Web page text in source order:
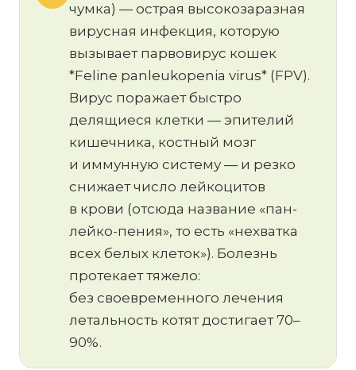
чумка) — острая высокозаразная
вирусная инфекция, которую
вызывает парвовирус кошек
*Feline panleukopenia virus* (FPV).
Вирус поражает быстро
делящиеся клетки — эпителий
кишечника, костный мозг
и иммунную систему — и резко
снижает число лейкоцитов
в крови (отсюда название «пан-
лейко-пения», то есть «нехватка
всех белых клеток»). Болезнь
протекает тяжело:
без своевременного лечения
летальность котят достигает 70–
90%.